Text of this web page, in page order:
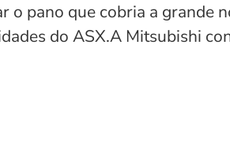
o pano que cobria a grande
do ASX.A Mitsubishi